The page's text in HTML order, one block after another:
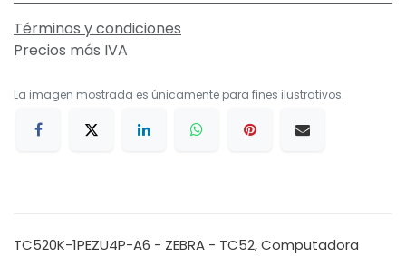
Términos y condiciones
Precios más IVA
La imagen mostrada es únicamente para fines ilustrativos.
TC520K-1PEZU4P-A6 - ZEBRA - TC52, Computadora